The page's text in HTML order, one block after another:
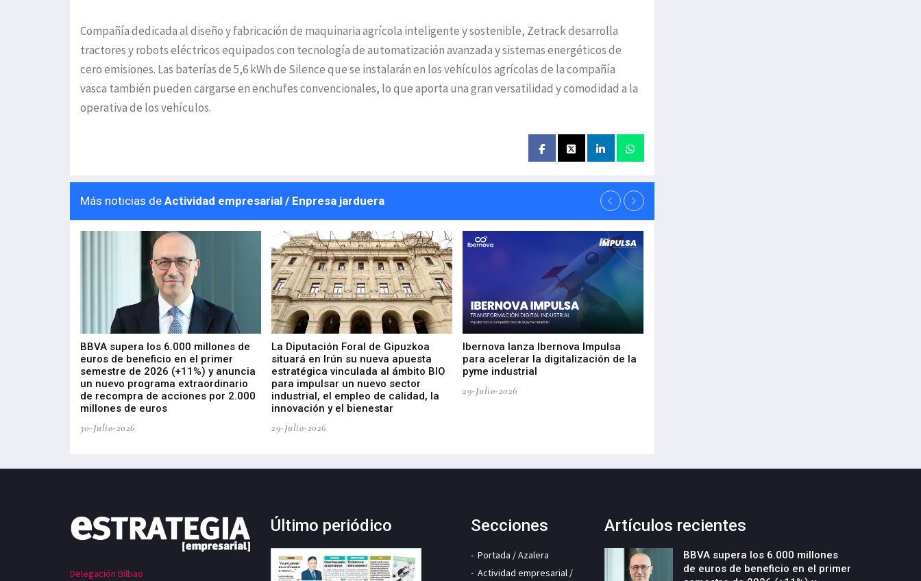
Compañía dedicada al diseño y fabricación de maquinaria agrícola inteligente y sostenible, Zetrack desarrolla
tractores y robots eléctricos equipados con tecnología de automatización avanzada y sistemas energéticos de
cero emisiones. Las baterías de 5,6 kWh de Silence que se instalarán en los vehículos agrícolas de la compañía
vasca también pueden cargarse en enchufes convencionales, lo que aporta una gran versatilidad y comodidad a la
operativa de los vehículos.
Más noticias de Actividad empresarial / Enpresa jarduera
BBVA supera los 6.000 millones de
euros de beneficio en el primer
semestre de 2026 (+11%) y anuncia
un nuevo programa extraordinario
de recompra de acciones por 2.000
millones de euros
30-Julio-2026
La Diputación Foral de Gipuzkoa
situará en Irún su nueva apuesta
estratégica vinculada al ámbito BIO
para impulsar un nuevo sector
industrial, el empleo de calidad, la
innovación y el bienestar
29-Julio-2026
Ibernova lanza Ibernova Impulsa
para acelerar la digitalización de la
pyme industrial
29-Julio-2026
Delegación Bilbao
Último periódico Secciones
Portada / Azalera
Actividad empresarial /
Artículos recientes
BBVA supera los 6.000 millones
de euros de beneficio en el primer